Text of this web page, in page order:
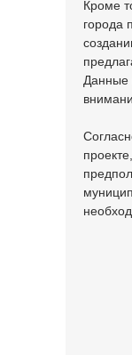
Кроме
города
Данные